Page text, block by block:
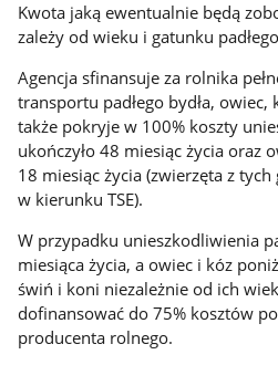
Kwota jaką ewentualnie będą
zależy od wieku i gatunku
Agencja sfinansuje za rolnika
transportu padłego bydła,
także pokryje w 100% koszty
ukończyło 48 miesiąc życia oraz
18 miesiąc życia (zwierzęta z
w kierunku TSE).
W przypadku unieszkodliwienia
miesiąca życia, a owiec i kóz
świń i koni niezależnie od ich
dofinansować do 75% kosztów
producenta rolnego.